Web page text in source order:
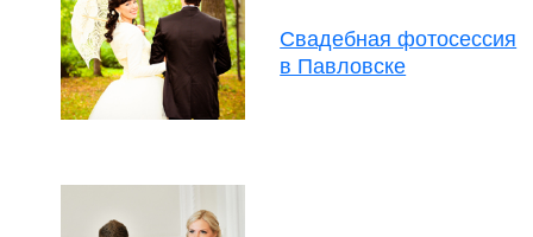
Свадебная фотосессия
в Павловске